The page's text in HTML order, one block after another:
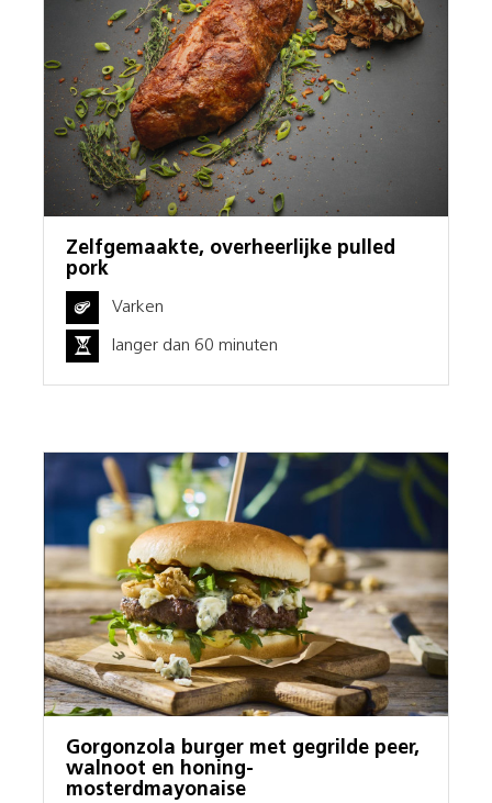
Zelfgemaakte, overheerlijke pulled
pork
Varken
langer dan 60 minuten
Gorgonzola burger met gegrilde peer,
walnoot en honing-
mosterdmayonaise